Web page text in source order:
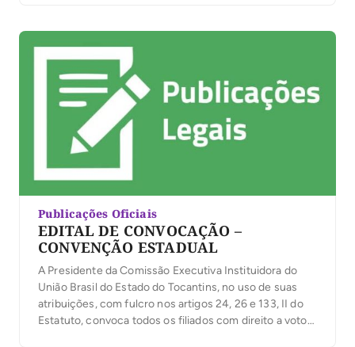
Publicações Oficiais
EDITAL DE CONVOCAÇÃO –
CONVENÇÃO ESTADUAL
A Presidente da Comissão Executiva Instituidora do
União Brasil do Estado do Tocantins, no uso de suas
atribuições, com fulcro nos artigos 24, 26 e 133, II do
Estatuto, convoca todos os filiados com direito a voto